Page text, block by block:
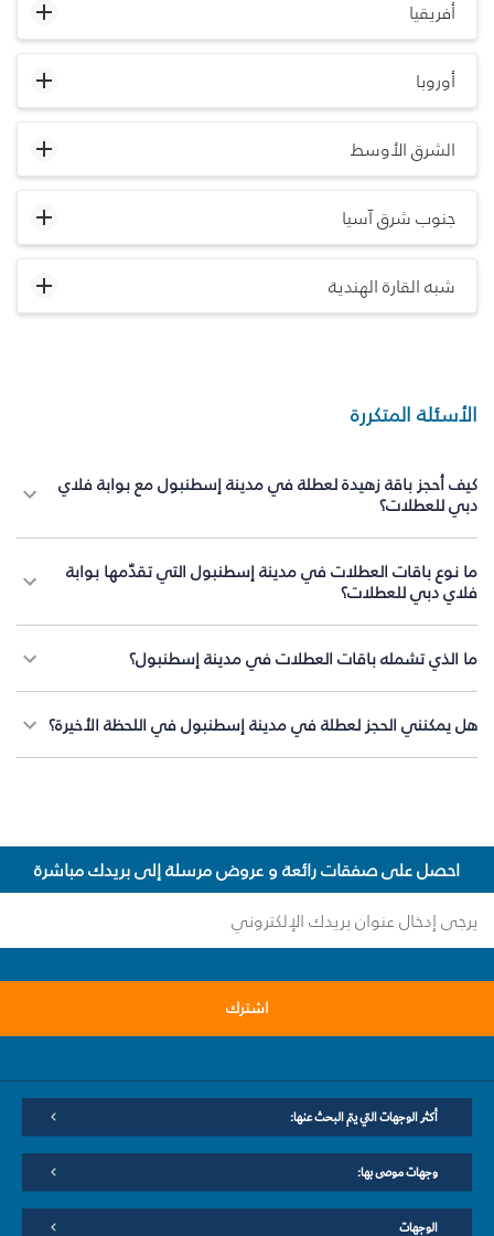
أفريقيا
أوروبا
الشرق الأوسط
جنوب شرق آسيا
شبه القارة الهندية
الأسئلة المتكررة
كيف أحجز باقة زهيدة لعطلة في مدينة إسطنبول مع بوابة فلاي
دبي للعطلات؟
ما نوع باقات العطلات في مدينة إسطنبول التي تقدّمها بوابة
فلاي دبي للعطلات؟
ما الذي تشمله باقات العطلات في مدينة إسطنبول؟
هل يمكنني الحجز لعطلة في مدينة إسطنبول في اللحظة الأخيرة؟
احصل على صفقات رائعة و عروض مرسلة إلى بريدك مباشرة
اشترك
أكثر الوجهات التي يتم البحث عنها:
وجهات موصى بها:
الوجهات